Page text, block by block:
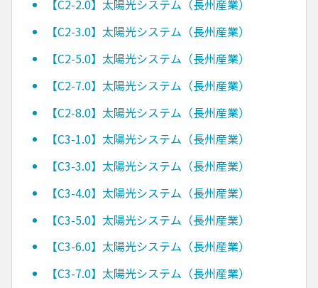
【C2-2.0】太陽光システム（長州産業）
【C2-3.0】太陽光システム（長州産業）
【C2-5.0】太陽光システム（長州産業）
【C2-7.0】太陽光システム（長州産業）
【C2-8.0】太陽光システム（長州産業）
【C3-1.0】太陽光システム（長州産業）
【C3-3.0】太陽光システム（長州産業）
【C3-4.0】太陽光システム（長州産業）
【C3-5.0】太陽光システム（長州産業）
【C3-6.0】太陽光システム（長州産業）
【C3-7.0】太陽光システム（長州産業）